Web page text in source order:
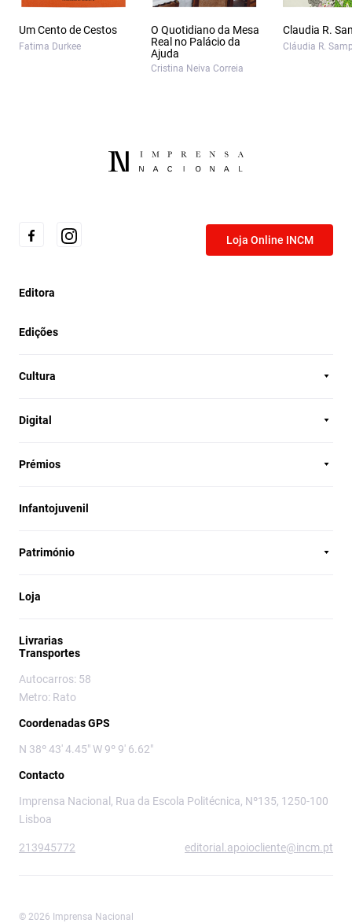
Um Cento de Cestos
Fatima Durkee
O Quotidiano da Mesa
Real no Palácio da
Ajuda
Cristina Neiva Correia
Claudia R.
Cláudia R.
Loja Online INCM
Editora
Edições
Cultura
Digital
Prémios
Infantojuvenil
Património
Loja
Livrarias
Transportes
Autocarros: 58
Metro: Rato
Coordenadas GPS
N 38º 43' 4.45" W 9º 9' 6.62"
Contacto
Imprensa Nacional, Rua da Escola Politécnica, Nº135, 1250-100
Lisboa
213945772 editorial.apoiocliente@incm.pt
© 2026 Imprensa Nacional